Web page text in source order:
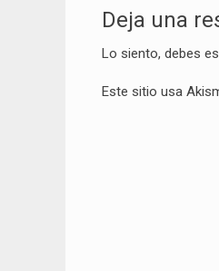
de
entradas
Deja una
Lo siento, debes
Este sitio usa